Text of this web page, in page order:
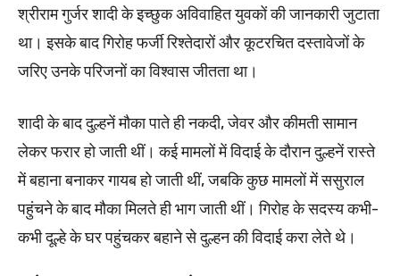
श्रीराम गुर्जर शादी के इच्छुक अविवाहित युवकों की जानकारी जुटाता
था। इसके बाद गिरोह फर्जी रिश्तेदारों और कूटरचित दस्तावेजों के
जरिए उनके परिजनों का विश्वास जीतता था।
शादी के बाद दुल्हनें मौका पाते ही नकदी, जेवर और कीमती सामान
लेकर फरार हो जाती थीं। कई मामलों में विदाई के दौरान दुल्हनें रास्ते
में बहाना बनाकर गायब हो जाती थीं, जबकि कुछ मामलों में ससुराल
पहुंचने के बाद मौका मिलते ही भाग जाती थीं। गिरोह के सदस्य कभी-
कभी दूल्हे के घर पहुंचकर बहाने से दुल्हन की विदाई करा लेते थे।